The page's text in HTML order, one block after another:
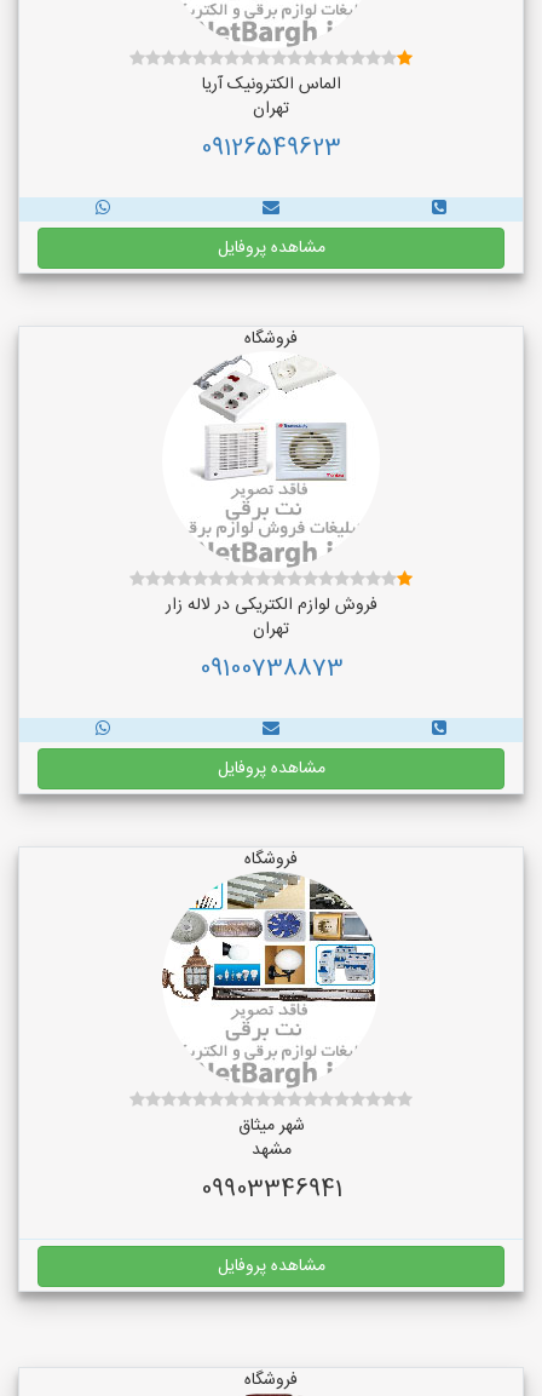
الماس الکترونیک آریا
تهران
09126549623
مشاهده پروفایل
فروشگاه
فروش لوازم الکتریکی در لاله زار
تهران
09100738873
مشاهده پروفایل
فروشگاه
شهر میثاق
مشهد
09903346941
مشاهده پروفایل
فروشگاه